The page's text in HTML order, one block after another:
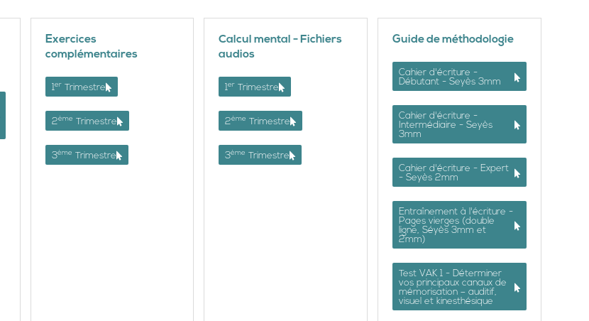
Exercices
complémentaires
1er Trimestre
2ème Trimestre
3ème Trimestre
Calcul mental - Fichiers
audios
1er Trimestre
2ème Trimestre
3ème Trimestre
Guide de méthodologie
Cahier d'écriture -
Débutant - Seyès 3mm
Cahier d'écriture -
Intermédiaire - Seyès
3mm
Cahier d'écriture - Expert
- Seyès 2mm
Entraînement à l'écriture -
Pages vierges (double
ligne, Séyès 3mm et
2mm)
Test VAK 1 - Déterminer
vos principaux canaux de
mémorisation – auditif,
visuel et kinesthésique